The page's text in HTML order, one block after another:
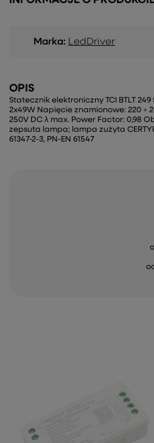
Marka: LedDriver
OPIS
Statecznik elektroniczny TCI BTLT
2x49W Napięcie znamionowe: 220 ÷
250V DC λ max. Power Factor: 0,98
zepsuta lampa; lampa zużyta
61347-2-3, PN-EN 61547